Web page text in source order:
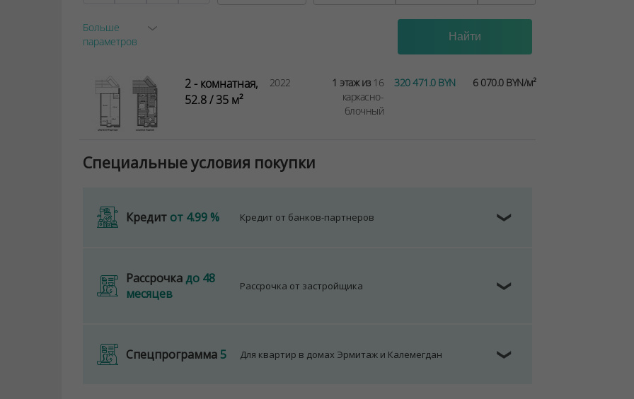
Больше
параметров
2 - комнатная,
52.8 / 35 м²
2022 1 этаж из16
каркасно-
блочный
320 471.0 BYN 6 070.0 BYN/м²
Специальные условия покупки
Кредит от 4.99 % Кредит от банков-партнеров ❯
Рассрочкадо 48
месяцев
Рассрочка от застройщика ❯
Спецпрограмма5 Для квартир в домах Эрмитаж и Калемегдан ❯